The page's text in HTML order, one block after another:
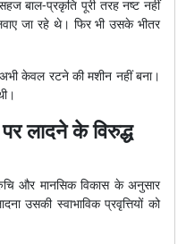
बाल-प्रकृति पूरी तरह नष्ट नहीं
जा रहे थे। फिर भी उसके भीतर
केवल रटने की मशीन नहीं बना।
लादने के विरुद्ध
और मानसिक विकास के अनुसार
उसकी स्वाभाविक प्रवृत्तियों को